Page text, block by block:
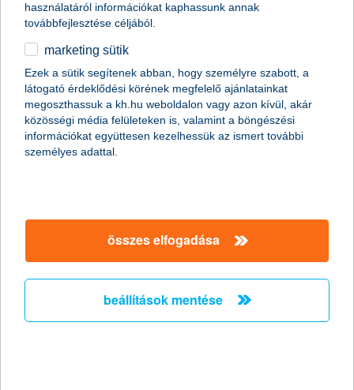
Előző
Stagnáló foglalkoztatási hajlandóság a
kisvállalati szektorban
2011.02.18.
„A Nemzeti Foglalkoztatási Szolgálat legfrissebb adatai
szerint januárban jelentősen, mintegy 15,7%-kal nőtt az
munkaerő-felvételben gondolkodó vállalkozások
többségénél is csak néhány fős létszámbővítést
valószínűsítenek, ezért a kkv szektorban a következő
hónapokban nem várjuk a foglalkoztatás látványos
megugrását” - mondta el Németh László, a K&H kkv
marketing főosztály vezetője.
használatáról információkat kaphassunk annak
továbbfejlesztése céljából.
marketing sütik
Ezek a sütik segítenek abban, hogy személyre szabott, a
látogató érdeklődési körének megfelelő ajánlatainkat
megoszthassuk a kh.hu weboldalon vagy azon kívül, akár
közösségi média felületeken is, valamint a böngészési
információkat együttesen kezelhessük az ismert további
személyes adattal.
összes elfogadása
beállítások mentése